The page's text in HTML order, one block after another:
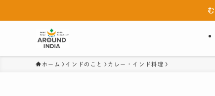
ホーム インドのこと カレー・インド料理